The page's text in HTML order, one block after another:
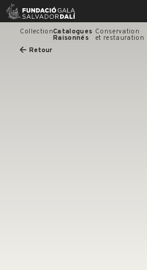
Skip
CollectionCatalogues
Raisonnés
Conservation
et restauration
Retour